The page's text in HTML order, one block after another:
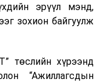
эрүүл мэнд,
зохион байгуулж
төслийн хүрээнд
“Ажиллагсдын